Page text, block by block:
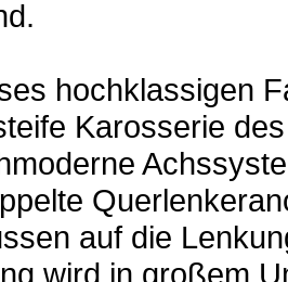
hochklassigen
Karosserie
auf die
wird in großem